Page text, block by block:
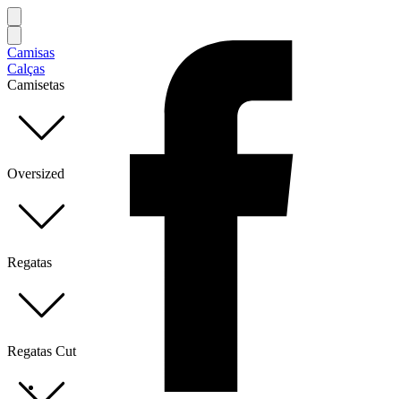
Camisas
Calças
Camisetas
Oversized
Regatas
Regatas Cut